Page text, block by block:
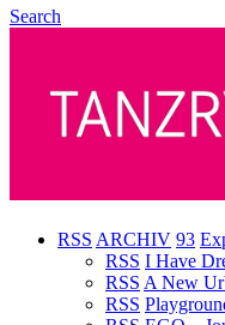
Search
RSS ARCHIV 93
RSS I Have
RSS A New
RSS